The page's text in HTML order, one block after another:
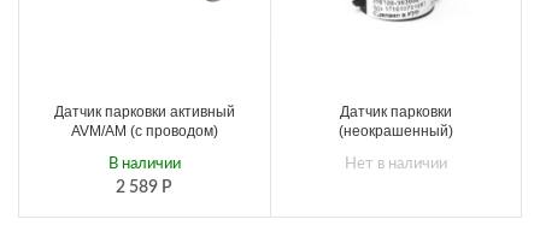
Датчик парковки активный
AVM/АМ (с проводом)
2 589 Р
В наличии
Датчик парковки
(неокрашенный)
Нет в наличии